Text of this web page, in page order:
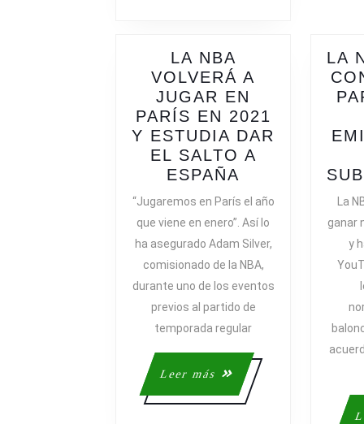
LA NBA
VOLVERÁ A
JUGAR EN
PARÍS EN 2021
Y ESTUDIA DAR
EL SALTO A
ESPAÑA
NBA
A
JUGAR
EN
PARÍS
EN
2021
Y
ESTUDIA
DAR
EL
“Jugaremos en París el año
que viene en enero”. Así lo
ha asegurado Adam Silver,
comisionado de la NBA,
durante uno de los eventos
previos al partido de
temporada regular
Leer más
Leer
más
LA
La
ganar
y